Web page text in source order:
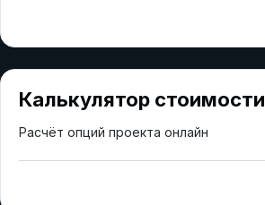
Калькулятор стоимости
Расчёт опций проекта онлайн